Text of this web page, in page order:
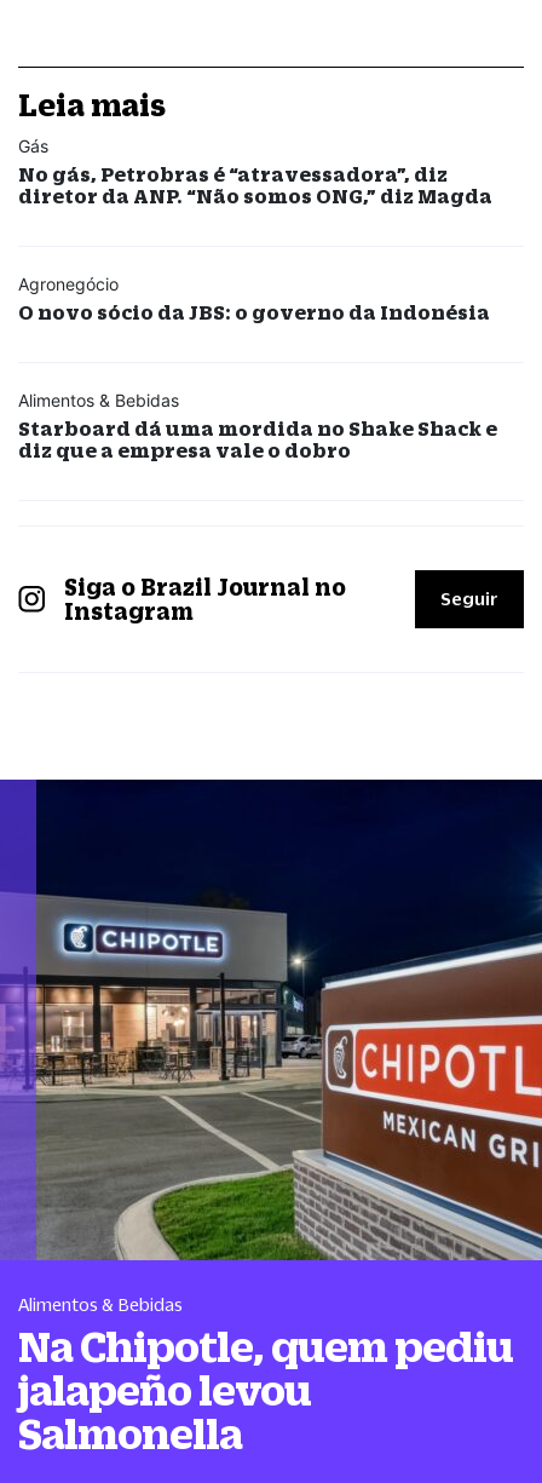
Leia mais
Gás
No gás, Petrobras é “atravessadora”, diz
diretor da ANP. “Não somos ONG,” diz Magda
Agronegócio
O novo sócio da JBS: o governo da Indonésia
Alimentos & Bebidas
Starboard dá uma mordida no Shake Shack e
diz que a empresa vale o dobro
Siga o Brazil Journal no
Instagram
Seguir
Alimentos & Bebidas
Na Chipotle, quem pediu
jalapeño levou
Salmonella